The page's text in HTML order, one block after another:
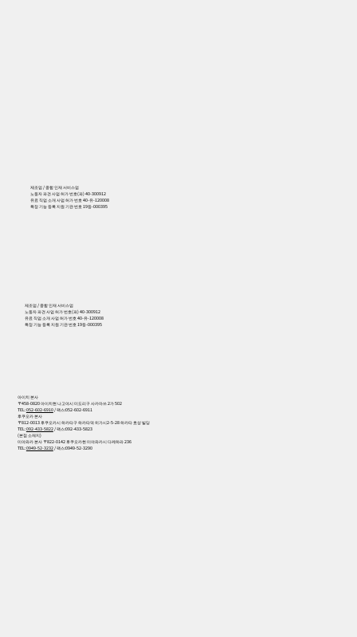
제조업 / 종합 인재 서비스업
노동자 파견 사업 허가 번호(파) 40-300912
유료 직업 소개 사업 허가 번호 40-유-120008
특정 기능 등록 지원 기관 번호 19등-000395
제조업 / 종합 인재 서비스업
노동자 파견 사업 허가 번호(파) 40-300912
유료 직업 소개 사업 허가 번호 40-유-120008
특정 기능 등록 지원 기관 번호 19등-000395
아이치 본사
〒458-0820 아이치현 나고야시 미도리구 사카마쓰 2가 502
TEL:052-602-6910/ 팩스:052-602-6911
후쿠오카 본사
〒812-0013 후쿠오카시 하카타구 하카타역 히가시2-5-28 하카타 효성 빌딩
TEL:092-433-5822/ 팩스:092-433-5823
(본점 소재지)
미야와카 본사 〒822-0142 후쿠오카현 미야와카시 다케하라 236
TEL:0949-52-3232/ 팩스:0949-52-3290